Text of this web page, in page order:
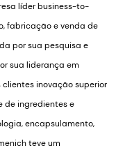
líder business-to-
fabricação e venda de
por sua pesquisa e
sua liderança em
inovação superior
de ingredientes e
encapsulamento,
teve um